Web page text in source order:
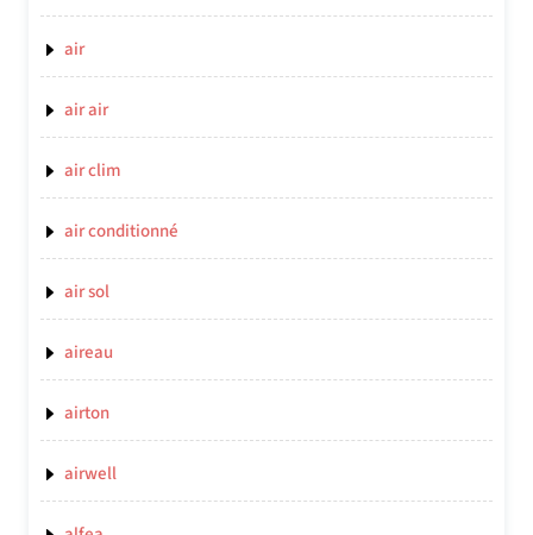
air
air air
air clim
air conditionné
air sol
aireau
airton
airwell